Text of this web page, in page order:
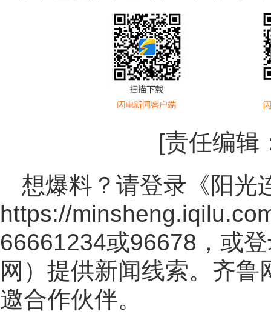
[责任编辑
想爆料？请登录《阳光
https://
66661234或96678，或
网 ）提供新闻线索。齐鲁
邀合作伙伴。